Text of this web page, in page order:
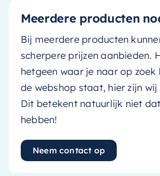
Meerdere producten
Bij meerdere producten
scherpere prijzen aanbieden.
hetgeen waar je naar op
de webshop staat, hier zijn wij
Dit betekent natuurlijk niet
hebben!
Neem contact op